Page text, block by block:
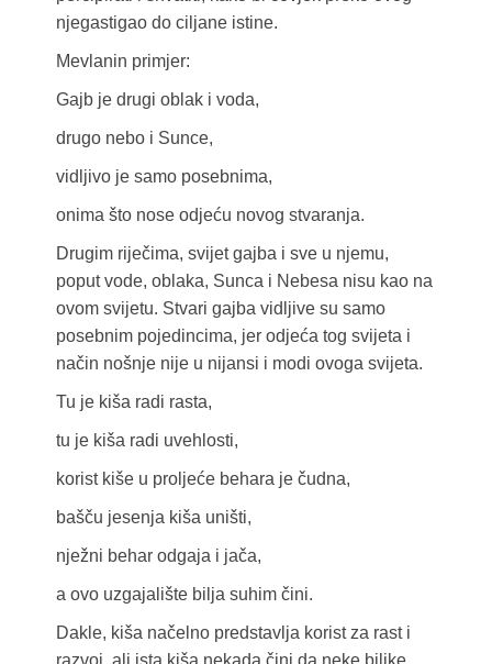
njegastigao do ciljane istine.
Mevlanin primjer:
Gajb je drugi oblak i voda,
drugo nebo i Sunce,
vidljivo je samo posebnima,
onima što nose odjeću novog stvaranja.
Drugim riječima, svijet gajba i sve u njemu,
poput vode, oblaka, Sunca i Nebesa nisu kao na
ovom svijetu. Stvari gajba vidljive su samo
posebnim pojedincima, jer odjeća tog svijeta i
način nošnje nije u nijansi i modi ovoga svijeta.
Tu je kiša radi rasta,
tu je kiša radi uvehlosti,
korist kiše u proljeće behara je čudna,
bašču jesenja kiša uništi,
nježni behar odgaja i jača,
a ovo uzgajalište bilja suhim čini.
Dakle, kiša načelno predstavlja korist za rast i